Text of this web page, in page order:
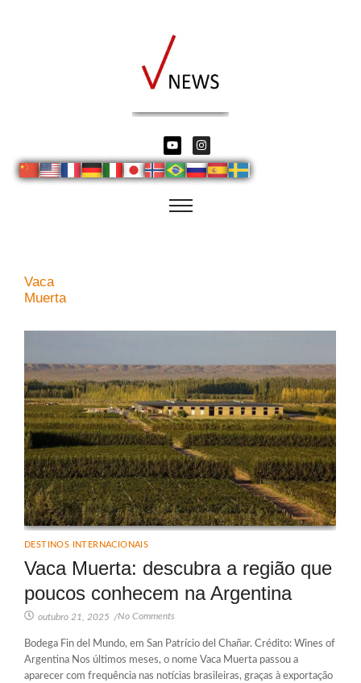
Vaca
Muerta
DESTINOS INTERNACIONAIS
Vaca Muerta: descubra a região que
poucos conhecem na Argentina
outubro 21, 2025 /No Comments
Bodega Fin del Mundo, em San Patrício del Chañar. Crédito: Wines of
Argentina Nos últimos meses, o nome Vaca Muerta passou a
aparecer com frequência nas notícias brasileiras, graças à exportação